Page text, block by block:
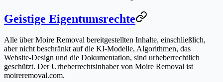
Geistige Eigentumsrechte
Alle über Moire Removal bereitgestellten Inhalte, einschließlich,
aber nicht beschränkt auf die KI-Modelle, Algorithmen, das
Website-Design und die Dokumentation, sind urheberrechtlich
geschützt. Der Urheberrechtsinhaber von Moire Removal ist
moireremoval.com.